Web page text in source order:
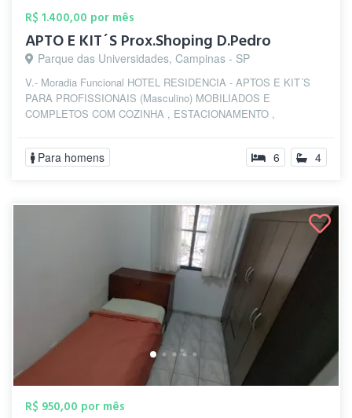
R$ 1.400,00 por mês
APTO E KIT´S Prox.Shoping D.Pedro
Parque das Universidades, Campinas - SP
V.- Moradia Funcional HOTEL RESIDENCIA - APTOS E KIT´S
PARA PROFISSIONAIS (Masculino) MOBILIADOS E
COMPLETOS COM COZINHA , ESTACIONAMENTO ,
Para homens 6 4
R$ 950,00 por mês